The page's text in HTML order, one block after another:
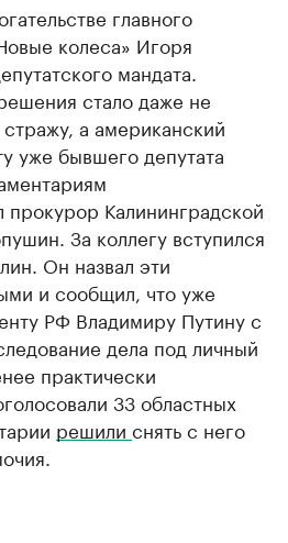
главного
колеса» Игоря
мандата.
стало даже не
а американский
уже бывшего депутата
Калининградской
За коллегу вступился
Он назвал эти
и сообщил, что уже
РФ Владимиру Путину с
дела под личный
практически
33 областных
решили снять с него